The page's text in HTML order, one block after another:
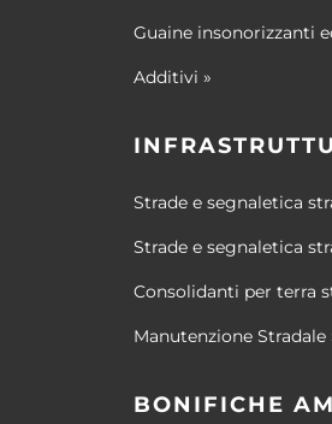
Guaine insonorizzanti
Additivi »
Strade e segnaletica
Strade e segnaletica
Consolidanti per terra
Manutenzione Stradale
BONIFICHE